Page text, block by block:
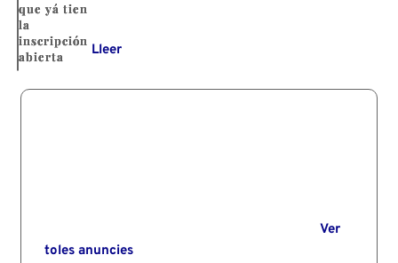
que yá tien
la
inscripción
abierta
Lleer
Ver
toles anuncies